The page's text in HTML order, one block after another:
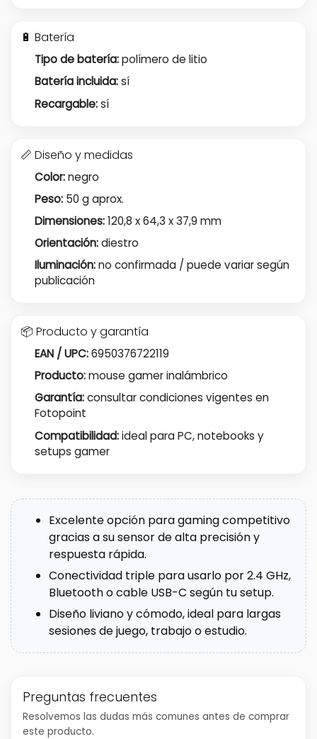
🔋 Batería
Tipo de batería:polímero de litio
Batería incluida:sí
Recargable:sí
📏 Diseño y medidas
Color:negro
Peso:50 g aprox.
Dimensiones:120,8 x 64,3 x 37,9 mm
Orientación:diestro
Iluminación:no confirmada / puede variar según
publicación
📦 Producto y garantía
EAN / UPC:6950376722119
Producto:mouse gamer inalámbrico
Garantía:consultar condiciones vigentes en
Fotopoint
Compatibilidad:ideal para PC, notebooks y
setups gamer
Excelente opción para gaming competitivo
gracias a su sensor de alta precisión y
respuesta rápida.
Conectividad triple para usarlo por 2.4 GHz,
Bluetooth o cable USB-C según tu setup.
Diseño liviano y cómodo, ideal para largas
sesiones de juego, trabajo o estudio.
Preguntas frecuentes
Resolvemos las dudas más comunes antes de comprar
este producto.